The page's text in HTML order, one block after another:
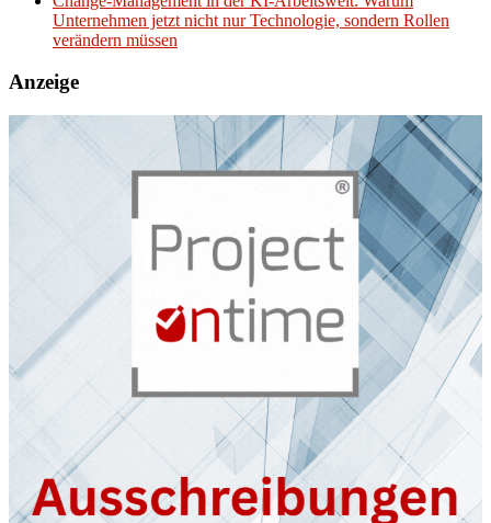
Unternehmen jetzt nicht nur Technologie, sondern Rollen
verändern müssen
Anzeige